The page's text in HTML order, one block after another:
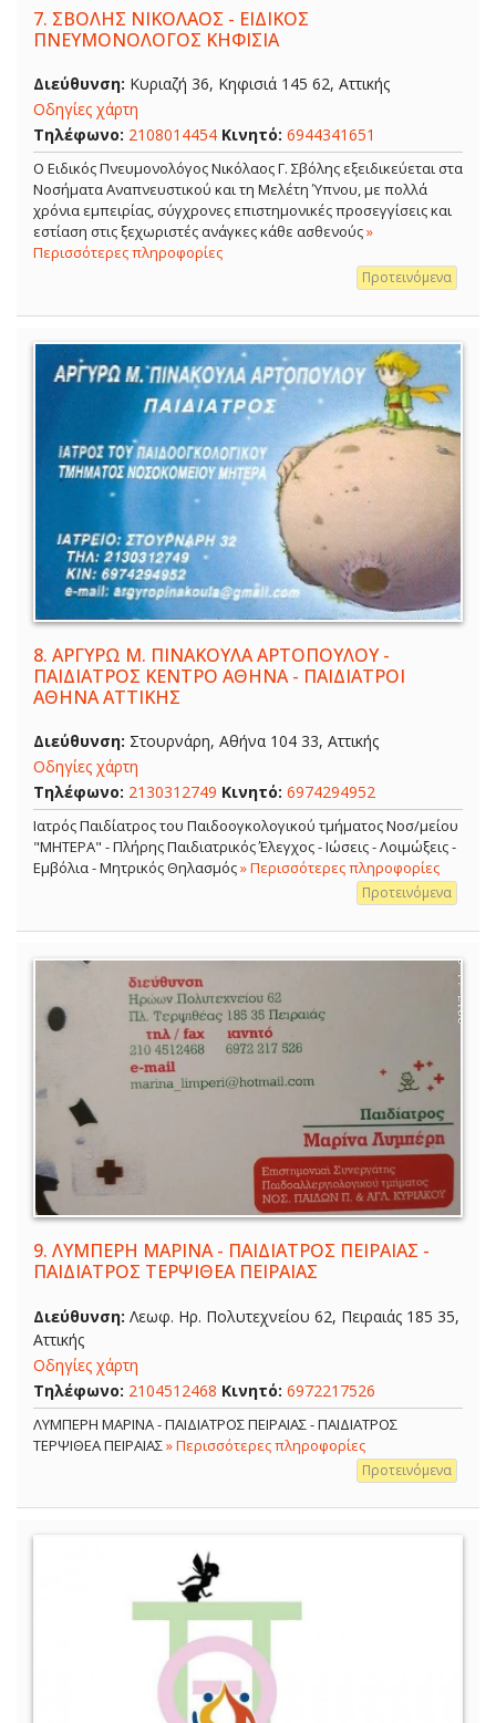
7. ΣΒΟΛΗΣ ΝΙΚΟΛΑΟΣ - ΕΙΔΙΚΟΣ
ΠΝΕΥΜΟΝΟΛΟΓΟΣ ΚΗΦΙΣΙΑ
Διεύθυνση: Κυριαζή 36, Κηφισιά 145 62, Αττικής
Οδηγίες χάρτη
Τηλέφωνο: 2108014454 Κινητό: 6944341651
O Ειδικός Πνευμονολόγος Νικόλαος Γ. Σβόλης εξειδικεύεται στα
Νοσήματα Αναπνευστικού και τη Μελέτη Ύπνου, με πολλά
χρόνια εμπειρίας, σύγχρονες επιστημονικές προσεγγίσεις και
εστίαση στις ξεχωριστές ανάγκες κάθε ασθενούς»
Περισσότερες πληροφορίες
Προτεινόμενα
8. ΑΡΓΥΡΩ Μ. ΠΙΝΑΚΟΥΛΑ ΑΡΤΟΠΟΥΛΟΥ -
ΠΑΙΔΙΑΤΡΟΣ ΚΕΝΤΡΟ ΑΘΗΝΑ - ΠΑΙΔΙΑΤΡΟΙ
ΑΘΗΝΑ ΑΤΤΙΚΗΣ
Διεύθυνση: Στουρνάρη, Αθήνα 104 33, Αττικής
Οδηγίες χάρτη
Τηλέφωνο: 2130312749 Κινητό: 6974294952
Ιατρός Παιδίατρος του Παιδοογκολογικού τμήματος Νοσ/μείου
"ΜΗΤΕΡΑ" - Πλήρης Παιδιατρικός Έλεγχος - Ιώσεις - Λοιμώξεις -
Εμβόλια - Μητρικός Θηλασμός» Περισσότερες πληροφορίες
Προτεινόμενα
9. ΛΥΜΠΕΡΗ ΜΑΡΙΝΑ - ΠΑΙΔΙΑΤΡΟΣ ΠΕΙΡΑΙΑΣ -
ΠΑΙΔΙΑΤΡΟΣ ΤΕΡΨΙΘΕΑ ΠΕΙΡΑΙΑΣ
Διεύθυνση: Λεωφ. Ηρ. Πολυτεχνείου 62, Πειραιάς 185 35,
Αττικής
Οδηγίες χάρτη
Τηλέφωνο: 2104512468 Κινητό: 6972217526
ΛΥΜΠΕΡΗ ΜΑΡΙΝΑ - ΠΑΙΔΙΑΤΡΟΣ ΠΕΙΡΑΙΑΣ - ΠΑΙΔΙΑΤΡΟΣ
ΤΕΡΨΙΘΕΑ ΠΕΙΡΑΙΑΣ» Περισσότερες πληροφορίες
Προτεινόμενα